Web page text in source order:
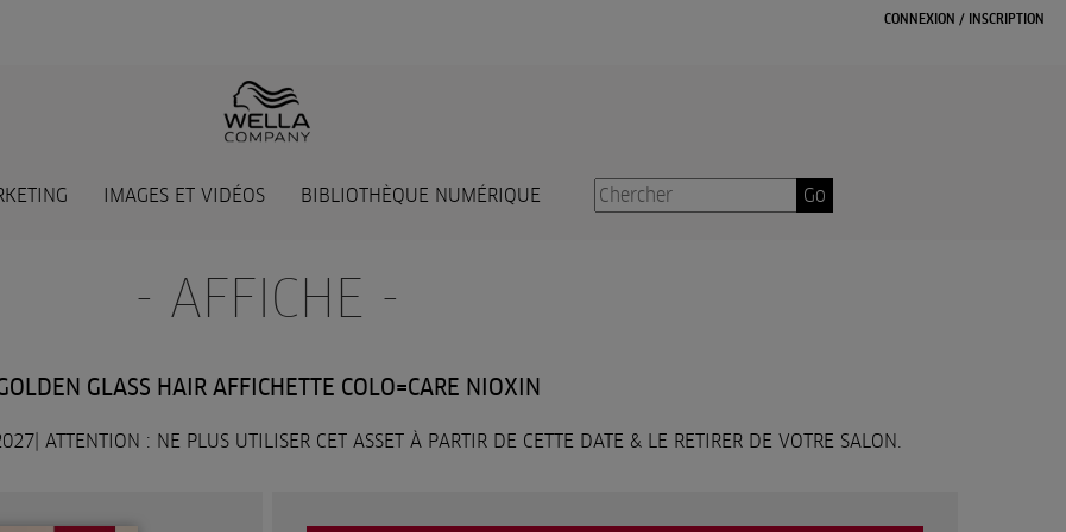
CONNEXION / INSCRIPTION
IMAGES ET VIDÉOS BIBLIOTHÈQUE NUMÉRIQUE Go
- AFFICHE -
GLASS HAIR AFFICHETTE COLO=CARE NIOXIN
ATTENTION : NE PLUS UTILISER CET ASSET À PARTIR DE CETTE DATE & LE RETIRER DE VOTRE SALON.